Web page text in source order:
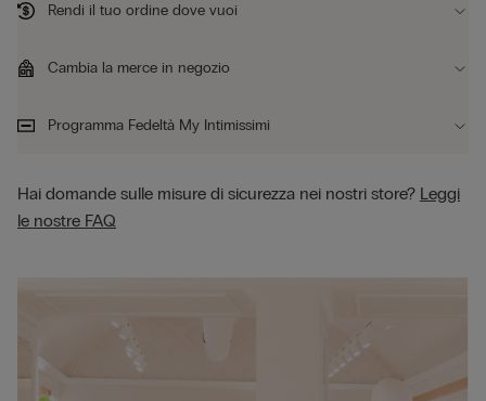
Rendi il tuo ordine dove vuoi
Cambia la merce in negozio
Programma Fedeltà My Intimissimi
Hai domande sulle misure di sicurezza nei nostri store? Leggi
le nostre FAQ